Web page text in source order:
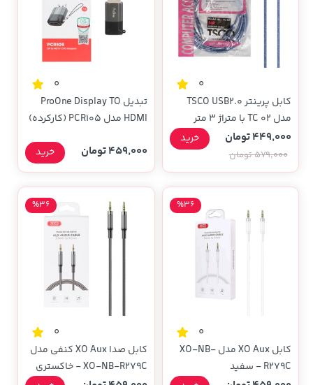
0
کابل پرینتر TSCO USB2.0
مدل TC 02 با متراژ 3 متر
449,000 تومان
579,000 تومان
خرید
0
تبدیل ProOne Display TO
HDMI مدل PCR105 (کارکرده)
459,000 تومان خرید
0
کابل XO Aux مدل XO-NB-
R279C - سفید
%36
0
کابل صدا XO Aux کنفی مدل
XO-NB-R279C - خاکستری
%36